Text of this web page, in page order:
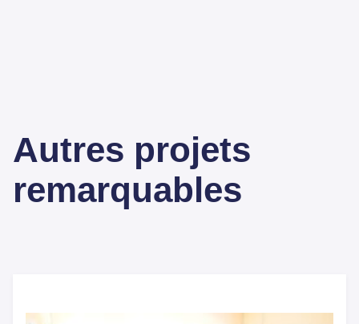
Autres projets
remarquables